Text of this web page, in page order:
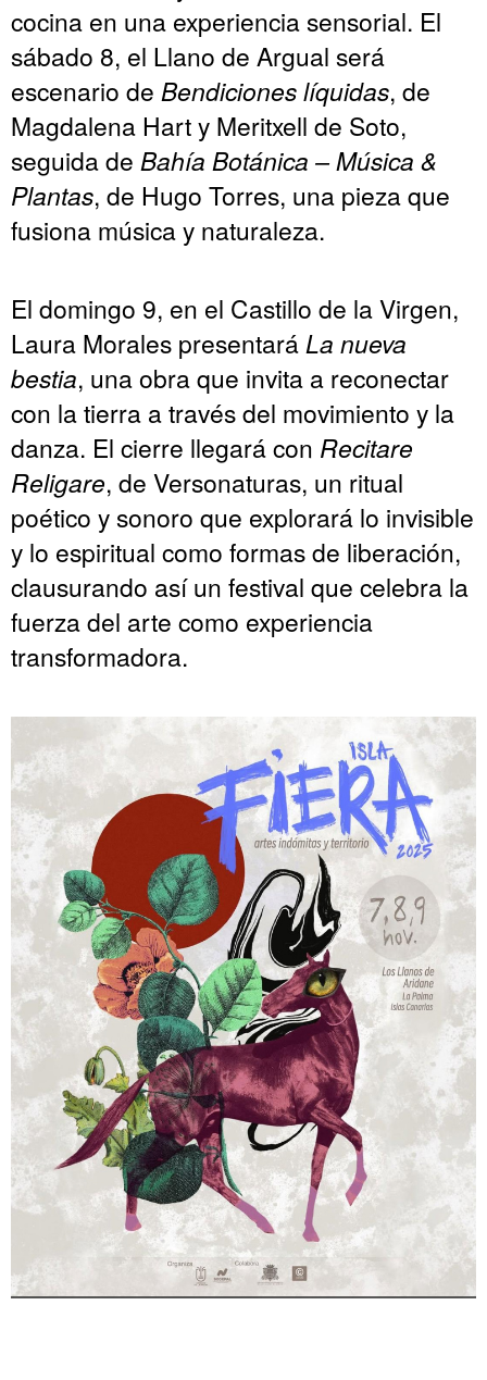
cocina en una experiencia sensorial. El
sábado 8, el Llano de Argual será
escenario de Bendiciones líquidas, de
Magdalena Hart y Meritxell de Soto,
seguida de Bahía Botánica – Música &
Plantas, de Hugo Torres, una pieza que
fusiona música y naturaleza.
El domingo 9, en el Castillo de la Virgen,
Laura Morales presentará La nueva
bestia, una obra que invita a reconectar
con la tierra a través del movimiento y la
danza. El cierre llegará con Recitare
Religare, de Versonaturas, un ritual
poético y sonoro que explorará lo invisible
y lo espiritual como formas de liberación,
clausurando así un festival que celebra la
fuerza del arte como experiencia
transformadora.